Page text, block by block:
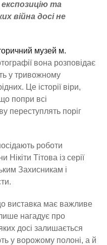
та
війна досі не
музей м.
вона розповідає
у тривожному
Це історії віри,
попри всі
переступлять поріг
роботи
Тітова із серії
Захисникам і
виставка має важливе
нагадує про
досі залишається
у ворожому полоні, а й